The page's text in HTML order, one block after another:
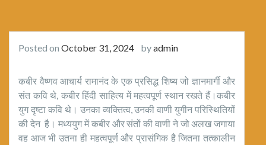
Posted on October 31, 2024 byadmin
कबीर वैष्णव आचार्य रामानंद के एक प्रसिद्ध शिष्य जो ज्ञानमार्गी और
संत कवि थे, कबीर हिंदी साहित्य में महत्वपूर्ण स्थान रखते हैं।कबीर
युग दृष्टा कवि थे। उनका व्यक्तित्व, उनकी वाणी युगीन परिस्थितियों
की देन है। मध्ययुग में कबीर और संतों की वाणी ने जो अलख जगाया
वह आज भी उतना ही महत्वपूर्ण और प्रासंगिक है जितना तत्कालीन